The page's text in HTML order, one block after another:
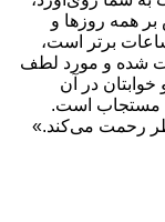
بر همه روزها و
برتر است،
شده و مورد لطف
در آن
مستجاب است.
رحمت می‌کند.»